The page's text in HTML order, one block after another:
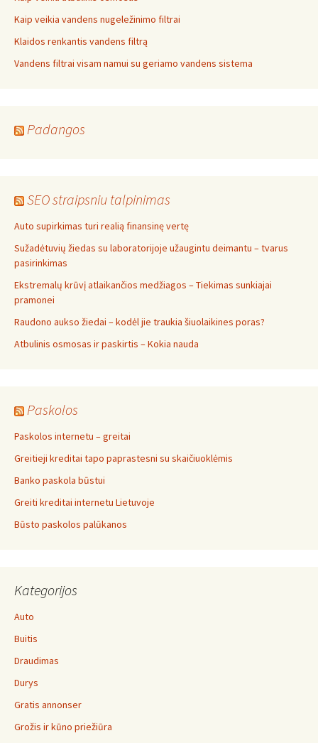
Kaip veikia vandens nugeležinimo filtrai
Klaidos renkantis vandens filtrą
Vandens filtrai visam namui su geriamo vandens sistema
Padangos
SEO straipsniu talpinimas
Auto supirkimas turi realią finansinę vertę
Sužadėtuvių žiedas su laboratorijoje užaugintu deimantu – tvarus
pasirinkimas
Ekstremalų krūvį atlaikančios medžiagos – Tiekimas sunkiajai
pramonei
Raudono aukso žiedai – kodėl jie traukia šiuolaikines poras?
Atbulinis osmosas ir paskirtis – Kokia nauda
Paskolos
Paskolos internetu – greitai
Greitieji kreditai tapo paprastesni su skaičiuoklėmis
Banko paskola būstui
Greiti kreditai internetu Lietuvoje
Būsto paskolos palūkanos
Kategorijos
Auto
Buitis
Draudimas
Durys
Gratis annonser
Grožis ir kūno priežiūra